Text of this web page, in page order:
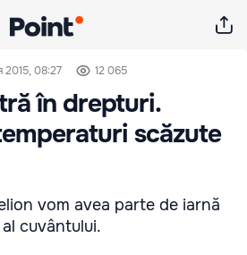
2015, 08:27 12 065
în drepturi.
scăzute
vom avea parte de iarnă
cuvântului.